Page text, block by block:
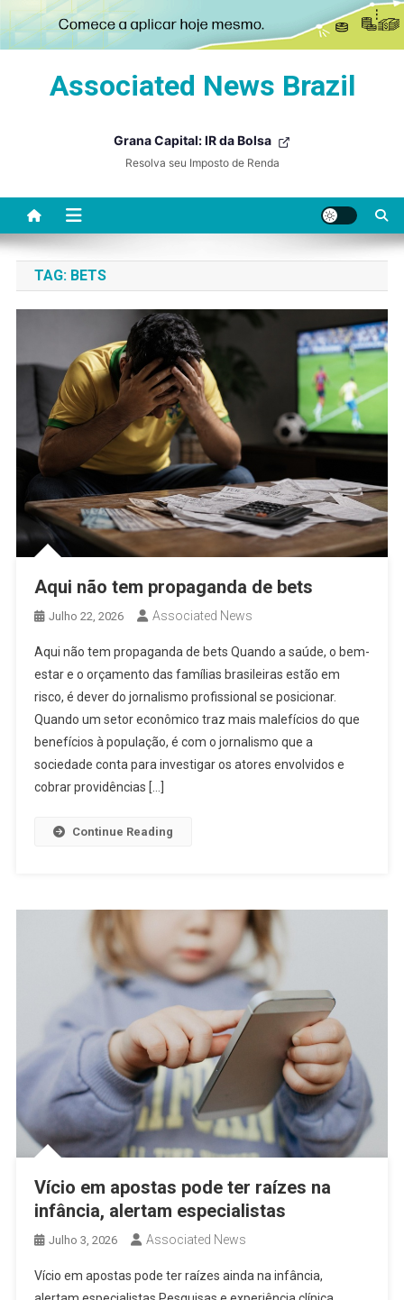
Associated News Brazil
Grana Capital: IR da Bolsa
Resolva seu Imposto de Renda
TAG: BETS
Aqui não tem propaganda de bets
Julho 22, 2026 Associated News
Aqui não tem propaganda de bets Quando a saúde, o bem-
estar e o orçamento das famílias brasileiras estão em
risco, é dever do jornalismo profissional se posicionar.
Quando um setor econômico traz mais malefícios do que
benefícios à população, é com o jornalismo que a
sociedade conta para investigar os atores envolvidos e
cobrar providências […]
Continue Reading
Vício em apostas pode ter raízes na
infância, alertam especialistas
Julho 3, 2026 Associated News
Vício em apostas pode ter raízes ainda na infância,